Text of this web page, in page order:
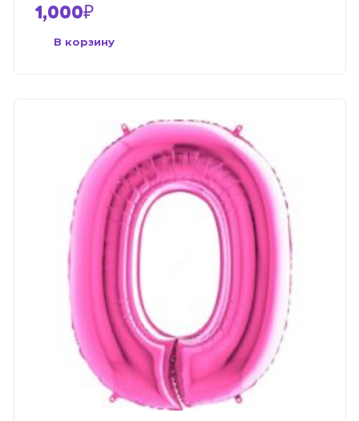
1,000₽
В корзину